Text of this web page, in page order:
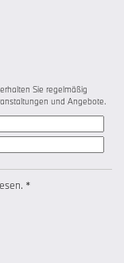
Sie regelmäßig
und Angebote.
*